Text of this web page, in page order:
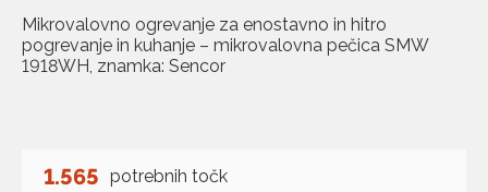
Mikrovalovno ogrevanje za enostavno in hitro
pogrevanje in kuhanje – mikrovalovna pečica SMW
1918WH, znamka: Sencor
1.565 potrebnih točk